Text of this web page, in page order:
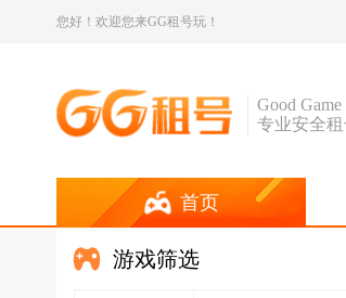
您好！欢迎您来GG租号玩！
Good Game
专业安全
首页
游戏筛选